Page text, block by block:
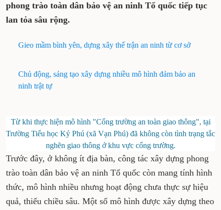
phong trào toàn dân bảo vệ an ninh Tổ quốc tiếp tục
lan tỏa sâu rộng.
Gieo mầm bình yên, dựng xây thế trận an ninh từ cơ sở
Chủ động, sáng tạo xây dựng nhiều mô hình đảm bảo an
ninh trật tự
Từ khi thực hiện mô hình "Cổng trường an toàn giao thông", tại
Trường Tiểu học Ký Phú (xã Vạn Phú) đã không còn tình trạng tắc
nghẽn giao thông ở khu vực cổng trường.
Trước đây, ở không ít địa bàn, công tác xây dựng phong
trào toàn dân bảo vệ an ninh Tổ quốc còn mang tính hình
thức, mô hình nhiều nhưng hoạt động chưa thực sự hiệu
quả, thiếu chiều sâu. Một số mô hình được xây dựng theo